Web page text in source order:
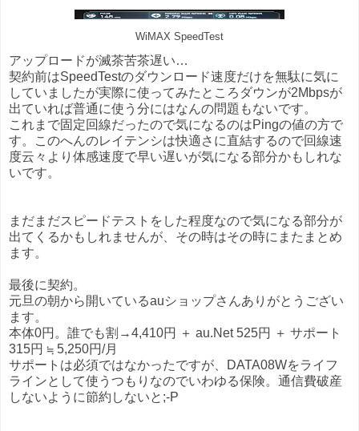
WiMAX SpeedTest
アップロードが滅茶苦茶遅い…
契約前はSpeedTestのダウンロード速度だけを無駄に気に
していましたが実際に使ってみたところダウンが2Mbpsが
出ていれば普通に使う分にはなんの問題もないです。
これまで固定回線だったので気になるのはPingの値の方で
す。このへんのレイテンシは快適さに直結するので回線速
度云々より体感速度で早い遅いが気になる部分かもしれな
いです。
まだまだスピードテストをした程度なので気になる部分が
出てくるかもしれませんが、その時はその時にまたまとめ
ます。
最後に契約。
元旦の朝から開いているauショップさんありがとうござい
ます。
本体0円。誰でも割→4,410円 ＋ au.Net 525円 ＋ サポート
315円 ≒ 5,250円/月
サポートは必須ではなかったですが、DATA08Wをライフ
ラインとして使うつもりなのでいわゆる保険。通信費破産
しないように節約しないと;-P